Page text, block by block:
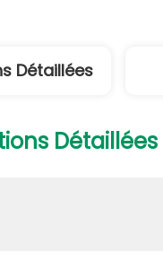
Détaillées
Détaillées